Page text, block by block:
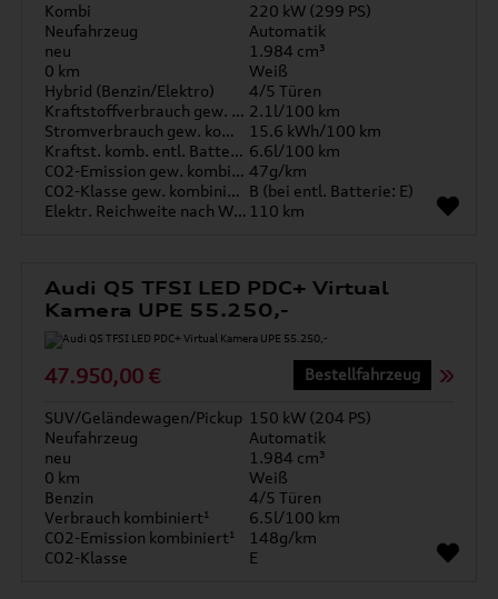
Kombi
220 kW (299 PS)
Neufahrzeug
Automatik
neu
1.984 cm³
0 km
Weiß
Hybrid (Benzin/Elektro)
4/5 Türen
Kraftstoffverbrauch gew. kombiniert 2.1l/100 km
Stromverbrauch gew. kombiniert
15.6 kWh/100 km
Kraftst. komb. entl. Batterie 6.6l/100 km
CO2-Emission gew. kombiniert 47g/km
CO2-Klasse gew. kombiniert B (bei entl. Batterie: E)
Elektr. Reichweite nach WLTP* 110 km
Audi Q5 TFSI LED PDC+ Virtual
Kamera UPE 55.250,-
47.950,00 € Bestellfahrzeug
SUV/Geländewagen/Pickup 150 kW (204 PS)
Neufahrzeug
Automatik
neu
1.984 cm³
0 km
Weiß
Benzin
4/5 Türen
Verbrauch kombiniert¹
6.5l/100 km
CO2-Emission kombiniert¹
148g/km
CO2-Klasse
E